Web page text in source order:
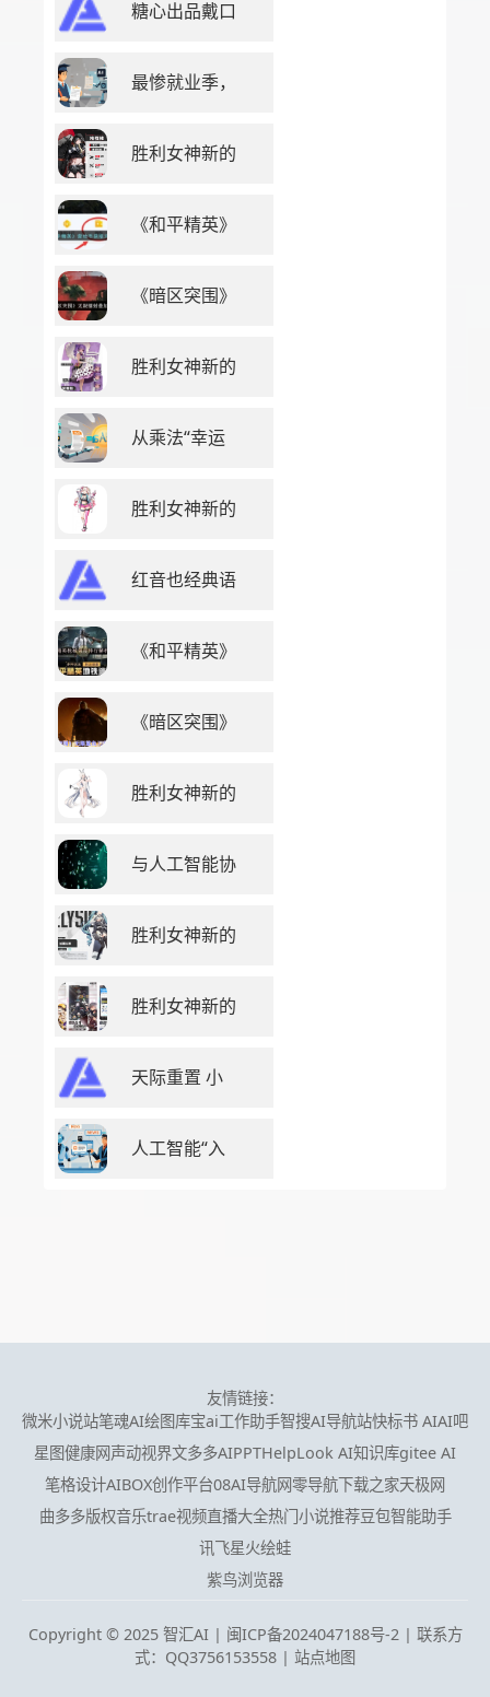
糖心出品戴口
最惨就业季，
胜利女神新的
《和平精英》
《暗区突围》
胜利女神新的
从乘法“幸运
胜利女神新的
红音也经典语
《和平精英》
《暗区突围》
胜利女神新的
与人工智能协
胜利女神新的
胜利女神新的
天际重置 小
人工智能“入
友情链接：
微米小说站笔魂AI绘图库宝ai工作助手智搜AI导航站快标书 AIAI吧
星图健康网声动视界文多多AIPPTHelpLook AI知识库gitee AI
笔格设计AIBOX创作平台08AI导航网零导航下载之家天极网
曲多多版权音乐trae视频直播大全热门小说推荐豆包智能助手
讯飞星火绘蛙
紫鸟浏览器
Copyright © 2025 智汇AI | 闽ICP备2024047188号-2 | 联系方
式：QQ3756153558 | 站点地图